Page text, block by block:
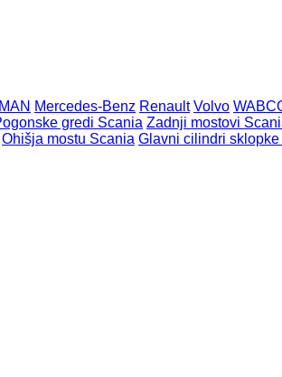
MAN Mercedes-Benz Renault Volvo
gredi Scania Zadnji mostovi
Ohišja mostu Scania Glavni cilindri sklopke